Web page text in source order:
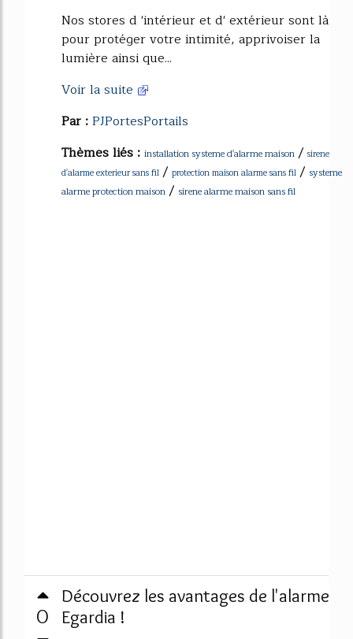
Nos stores d 'intérieur et d' extérieur sont là
pour protéger votre intimité, apprivoiser la
lumière ainsi que...
Voir la suite
Par :PJPortesPortails
Thèmes liés : installation systeme d'alarme maison / sirene
d'alarme exterieur sans fil / protection maison alarme sans fil / systeme
alarme protection maison / sirene alarme maison sans fil
0
Découvrez les avantages de l'alarme
Egardia !